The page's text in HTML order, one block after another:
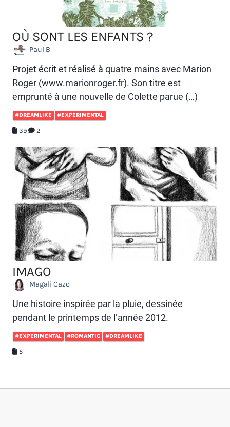
OÙ SONT LES ENFANTS ?
Paul B
Projet écrit et réalisé à quatre mains avec Marion
Roger (www.marionroger.fr). Son titre est
emprunté à une nouvelle de Colette parue (…)
#DREAMLIKE #EXPERIMENTAL
39 2
IMAGO
Magali Cazo
Une histoire inspirée par la pluie, dessinée
pendant le printemps de l’année 2012.
#EXPERIMENTAL #ROMANTIC #DREAMLIKE
5